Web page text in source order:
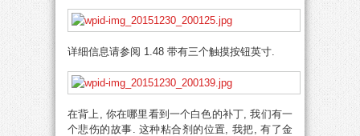
详细信息请参阅 1.48 带有三个触摸按钮英寸.
在背上, 你在哪里看到一个白色的补丁, 我们有一
个悲伤的故事. 这种粘合剂的位置, 我把, 有了金